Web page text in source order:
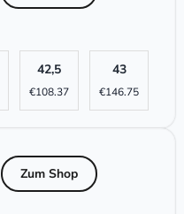
42,5
€108.37
43
€146.75
Zum Shop